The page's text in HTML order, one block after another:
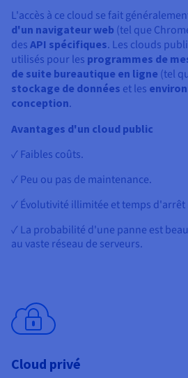
L'accès à ce cloud se fait
d'un navigateur web (tel que
des API spécifiques. Les clouds
utilisés pour les programmes de
de suite bureautique en ligne (tel
stockage de données et les
conception.
Avantages d'un cloud public
✓ Faibles coûts.
✓ Peu ou pas de maintenance.
✓ Évolutivité illimitée et temps
✓ La probabilité d'une panne est
au vaste réseau de serveurs.
Cloud privé